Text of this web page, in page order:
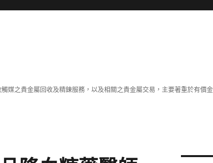
之貴金屬回收及精鍊服務，以及相關之貴金屬交易，主要著重於有價